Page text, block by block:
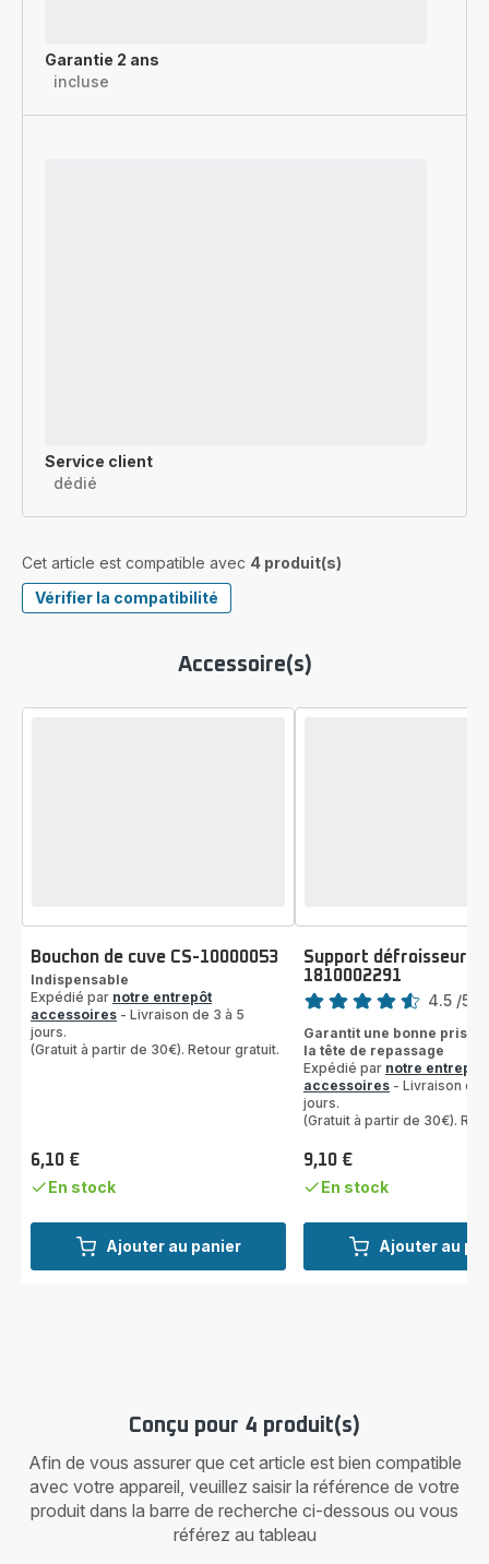
Garantie 2 ans
incluse
Service client
dédié
Cet article est compatible avec 4 produit(s)
Vérifier la compatibilité
Accessoire(s)
Ajouter au panier
Bouchon de cuve CS-10000053
Indispensable
Expédié par notre entrepôt
accessoires - Livraison de 3 à 5
jours.
(Gratuit à partir de 30€). Retour gratuit.
Prix
6,10 €
En stock
Ajouter au
Support défroisseur
1810002291
Note
4.5 /5
Garantit une bonne prise
la tête de repassage
Expédié par notre entrepôt
accessoires - Livraison de
jours.
(Gratuit à partir de 30€).
Prix
9,10 €
En stock
Conçu pour 4 produit(s)
Afin de vous assurer que cet article est bien compatible
avec votre appareil, veuillez saisir la référence de votre
produit dans la barre de recherche ci-dessous ou vous
référez au tableau